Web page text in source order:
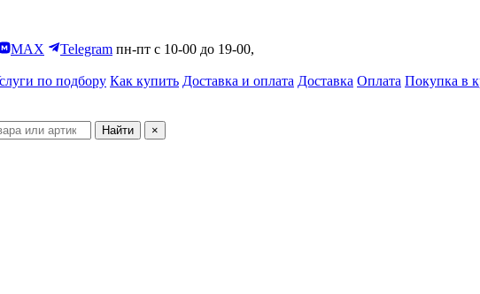
MAX Telegram пн-пт с 10-00 до 19-00,
по подбору Как купить Доставка и оплата Доставка Оплата Покупка в
Найти ×